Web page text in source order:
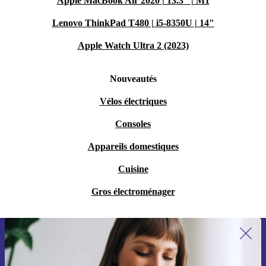
Lenovo ThinkPad T480 | i5-8350U | 14"
Apple Watch Ultra 2 (2023)
Nouveautés
Vélos électriques
Consoles
Appareils domestiques
Cuisine
Gros électroménager
Recevoir offres et infos de refurbed
par mail